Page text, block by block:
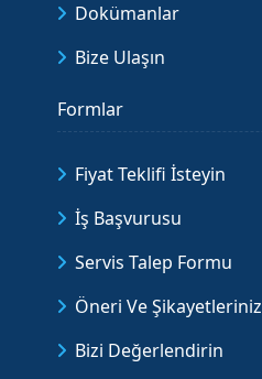
Dokümanlar
Bize Ulaşın
Formlar
Fiyat Teklifi İsteyin
İş Başvurusu
Servis Talep Formu
Öneri Ve Şikayetleriniz
Bizi Değerlendirin